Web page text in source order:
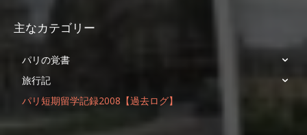
主なカテゴリー
パリの覚書
旅行記
パリ短期留学記録2008【過去ログ】